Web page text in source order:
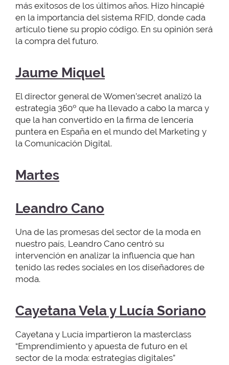
más exitosos de los últimos años. Hizo hincapié
en la importancia del sistema RFID, donde cada
artículo tiene su propio código. En su opinión será
la compra del futuro.
Jaume Miquel
El director general de Women’secret analizó la
estrategia 360º que ha llevado a cabo la marca y
que la han convertido en la firma de lencería
puntera en España en el mundo del Marketing y
la Comunicación Digital.
Martes
Leandro Cano
Una de las promesas del sector de la moda en
nuestro país, Leandro Cano centró su
intervención en analizar la influencia que han
tenido las redes sociales en los diseñadores de
moda.
Cayetana Vela y Lucía Soriano
Cayetana y Lucía impartieron la masterclass
“Emprendimiento y apuesta de futuro en el
sector de la moda: estrategias digitales”